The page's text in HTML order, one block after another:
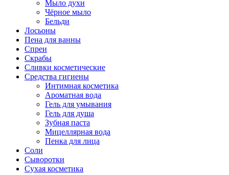
Мыло духи
Чёрное мыло
Бельди
Лосьоны
Пена для ванны
Спреи
Скрабы
Сливки косметические
Средства гигиены
Интимная косметика
Ароматная вода
Гель для умывания
Гель для душа
Зубная паста
Мицеллярная вода
Пенка для лица
Соли
Сыворотки
Сухая косметика